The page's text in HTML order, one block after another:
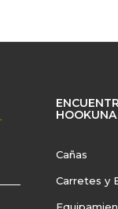
HOOKUNA
Cañas
Carretes y